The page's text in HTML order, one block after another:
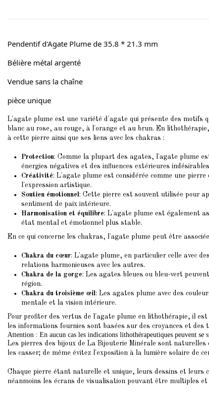
Pendentif d'Agate Plume de 35.8 * 21.3 mm
Bélière métal argenté
Vendue sans la chaîne
pièce unique
L'agate plume est une variété d'agate qui présente des motifs
blanc au rose, au rouge, à l'orange et au brun. En
à cette pierre ainsi que ses liens avec les chakras :
Protection: Comme la plupart des agates, l'agate plume
énergies négatives et des influences extérieures
Créativité: L'agate plume est considérée comme une
l'expression artistique.
Soutien émotionnel: Cette pierre est souvent utilisée pour
sentiment de paix intérieure.
Harmonisation et équilibre: L'agate plume est également
état mental et émotionnel plus stable.
En ce qui concerne les chakras, l'agate plume peut être
Chakra du cœur: L'agate plume, en particulier celle avec
relations harmonieuses avec les autres.
Chakra de la gorge: Les agates bleues ou bleu-vert
région.
Chakra du troisième œil: Les agates plume avec des
mentale et la vision intérieure.
Pour profiter des vertus de l'agate plume en lithothérapie, il
les informations fournies sont basées sur des croyances et
Attention : En aucun cas les indications lithothérapeutiques peuvent se
Les pierres des bijoux de La Bijouterie Minérale sont
les casser; de même évitez l'exposition à la lumière solaire de
Chaque pierre étant naturelle et unique, leurs dessins et leurs
néanmoins les écrans de visualisation pouvant être multiples